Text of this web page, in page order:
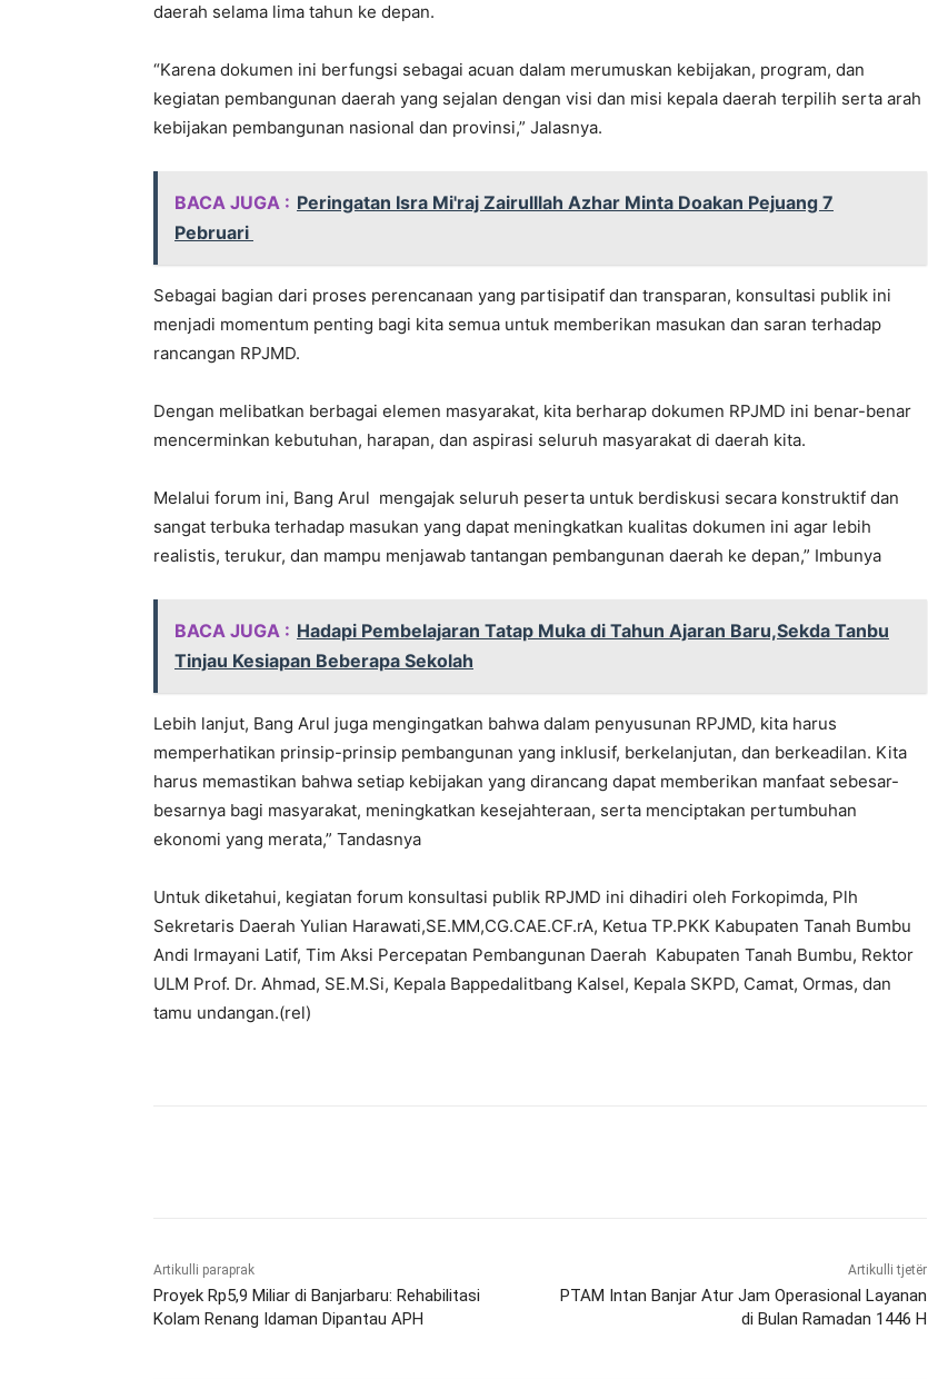
daerah selama lima tahun ke depan.
“Karena dokumen ini berfungsi sebagai acuan dalam merumuskan kebijakan, program, dan
kegiatan pembangunan daerah yang sejalan dengan visi dan misi kepala daerah terpilih serta arah
kebijakan pembangunan nasional dan provinsi,” Jalasnya.
BACA JUGA : Peringatan Isra Mi'raj Zairulllah Azhar Minta Doakan Pejuang 7
Pebruari
Sebagai bagian dari proses perencanaan yang partisipatif dan transparan, konsultasi publik ini
menjadi momentum penting bagi kita semua untuk memberikan masukan dan saran terhadap
rancangan RPJMD.
Dengan melibatkan berbagai elemen masyarakat, kita berharap dokumen RPJMD ini benar-benar
mencerminkan kebutuhan, harapan, dan aspirasi seluruh masyarakat di daerah kita.
Melalui forum ini, Bang Arul mengajak seluruh peserta untuk berdiskusi secara konstruktif dan
sangat terbuka terhadap masukan yang dapat meningkatkan kualitas dokumen ini agar lebih
realistis, terukur, dan mampu menjawab tantangan pembangunan daerah ke depan,” Imbunya
BACA JUGA : Hadapi Pembelajaran Tatap Muka di Tahun Ajaran Baru,Sekda Tanbu
Tinjau Kesiapan Beberapa Sekolah
Lebih lanjut, Bang Arul juga mengingatkan bahwa dalam penyusunan RPJMD, kita harus
memperhatikan prinsip-prinsip pembangunan yang inklusif, berkelanjutan, dan berkeadilan. Kita
harus memastikan bahwa setiap kebijakan yang dirancang dapat memberikan manfaat sebesar-
besarnya bagi masyarakat, meningkatkan kesejahteraan, serta menciptakan pertumbuhan
ekonomi yang merata,” Tandasnya
Untuk diketahui, kegiatan forum konsultasi publik RPJMD ini dihadiri oleh Forkopimda, Plh
Sekretaris Daerah Yulian Harawati,SE.MM,CG.CAE.CF.rA, Ketua TP.PKK Kabupaten Tanah Bumbu
Andi Irmayani Latif, Tim Aksi Percepatan Pembangunan Daerah Kabupaten Tanah Bumbu, Rektor
ULM Prof. Dr. Ahmad, SE.M.Si, Kepala Bappedalitbang Kalsel, Kepala SKPD, Camat, Ormas, dan
tamu undangan.(rel)
Artikulli paraprak
Proyek Rp5,9 Miliar di Banjarbaru: Rehabilitasi
Kolam Renang Idaman Dipantau APH
Artikulli tjetër
PTAM Intan Banjar Atur Jam Operasional Layanan
di Bulan Ramadan 1446 H